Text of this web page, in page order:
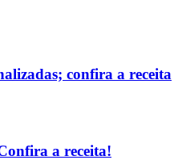
confira a receita
a receita!